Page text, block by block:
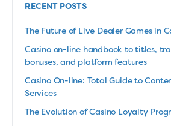
RECENT POSTS
The Future of Live Dealer Games in
Casino on-line handbook to titles,
bonuses, and platform features
Casino On-line: Total Guide to
Services
The Evolution of Casino Loyalty